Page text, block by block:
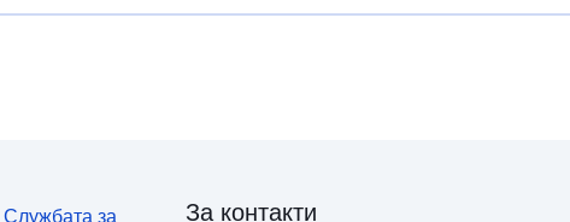
Службата за
За контакти